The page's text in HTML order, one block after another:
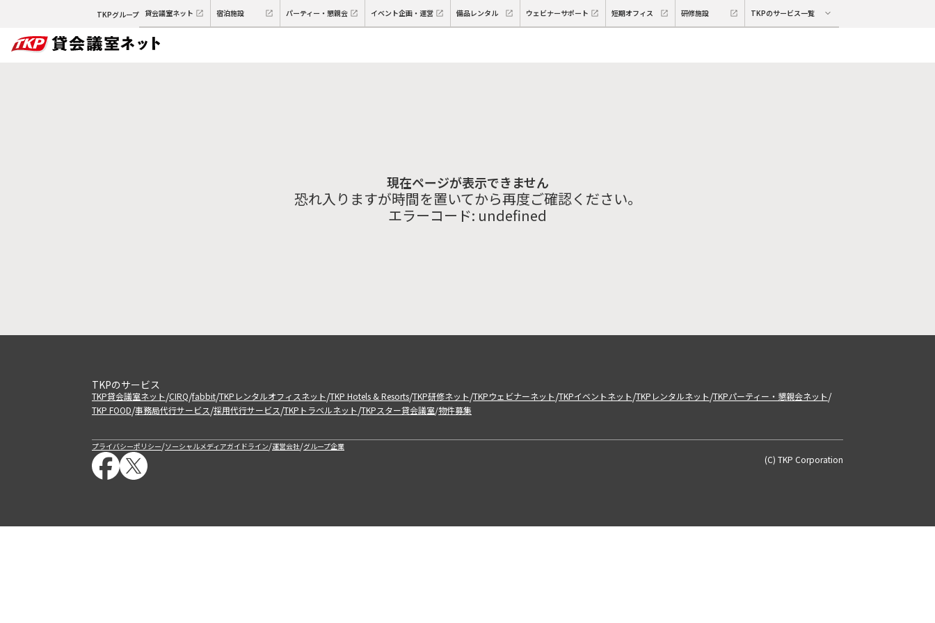
TKPグループ 貸会議室ネット 宿泊施設 パーティー・懇親会 イベント企画・運営 備品レンタル ウェビナーサポート 短期オフィス 研修施設 TKPのサービス一覧
現在ページが表示できません
恐れ入りますが時間を置いてから再度ご確認ください。
エラーコード: undefined
TKPのサービス
TKP貸会議室ネット/CIRQ/fabbit/TKPレンタルオフィスネット/TKP Hotels & Resorts/TKP研修ネット/TKPウェビナーネット/TKPイベントネット/TKPレンタルネット/TKPパーティー・懇親会ネット/
TKP FOOD/事務局代行サービス/採用代行サービス/TKPトラベルネット/TKPスター貸会議室/物件募集
プライバシーポリシー/ソーシャルメディアガイドライン/運営会社/グループ企業
(C) TKP Corporation